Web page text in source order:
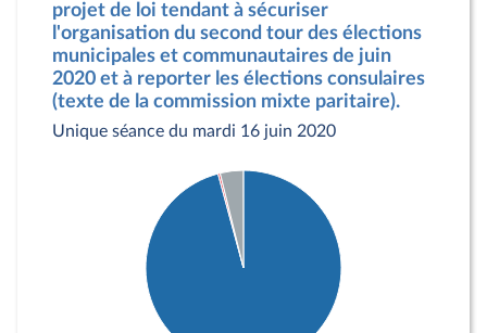
projet de loi tendant à sécuriser
l'organisation du second tour des élections
municipales et communautaires de juin
2020 et à reporter les élections consulaires
(texte de la commission mixte paritaire).
Unique séance du mardi 16 juin 2020